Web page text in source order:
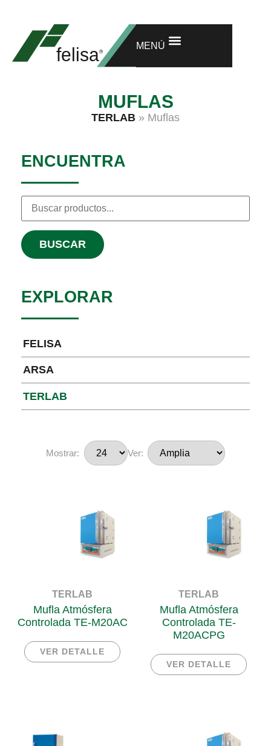
MENÚ
MUFLAS
TERLAB » Muflas
ENCUENTRA
BUSCAR
EXPLORAR
FELISA
ARSA
TERLAB
Mostrar: Ver:
TERLAB
Mufla Atmósfera
Controlada TE-M20AC
VER DETALLE
TERLAB
Mufla Atmósfera
Controlada TE-
M20ACPG
VER DETALLE